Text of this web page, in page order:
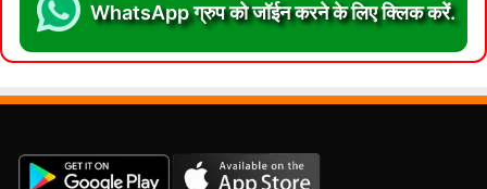
WhatsApp ग्रुप को जॉईन करने के लिए क्लिक करें.